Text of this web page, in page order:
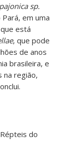
sp.
em uma
está
, que pode
de anos
brasileira, e
na região,
do